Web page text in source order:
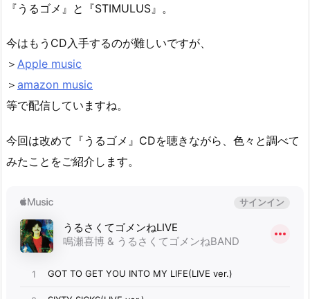
『うるゴメ』と『STIMULUS』。
今はもうCD入手するのが難しいですが、
＞ Apple music
＞ amazon music
等で配信していますね。
今回は改めて『うるゴメ』CDを聴きながら、色々と調べて
みたことをご紹介します。